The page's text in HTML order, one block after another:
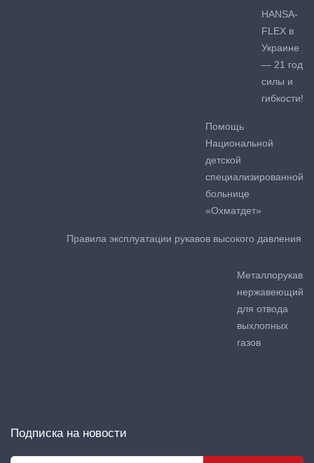
HANSA-
FLEX в
Украине
— 21 год
силы и
гибкости!
Помощь
Национальной
детской
специализированной
больнице
«Охматдет»
Правила эксплуатации рукавов высокого давления
Металлорукав
нержавеющий
для отвода
выхлопных
газов
Подписка на новости